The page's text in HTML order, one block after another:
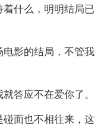
什么，明明结局已
影的结局，不管我
答应不在爱你了。
面也不相往来，这